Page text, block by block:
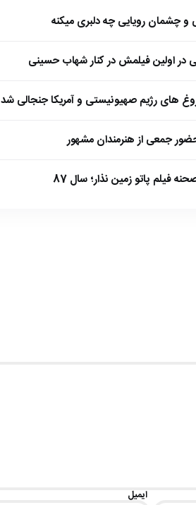
چشمان رویایی چه دلبری میکنه
رژیم صهیونیستی و آمریکا جنجالی شد
جمعی از هنرمندان مشهور
فیلم پاتو زمین نذار؛ سال 87
ایمیل